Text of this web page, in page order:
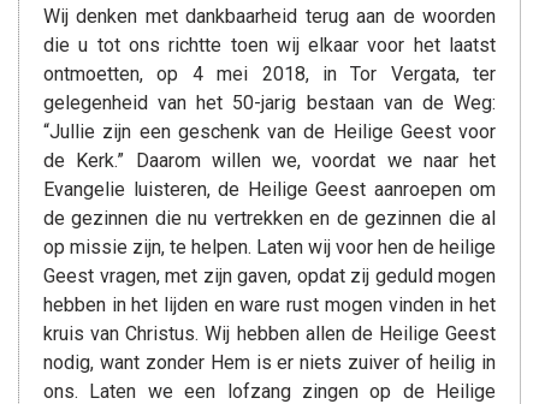
Wij denken met dankbaarheid terug aan de woorden
die u tot ons richtte toen wij elkaar voor het laatst
ontmoetten, op 4 mei 2018, in Tor Vergata, ter
gelegenheid van het 50-jarig bestaan van de Weg:
“Jullie zijn een geschenk van de Heilige Geest voor
de Kerk.” Daarom willen we, voordat we naar het
Evangelie luisteren, de Heilige Geest aanroepen om
de gezinnen die nu vertrekken en de gezinnen die al
op missie zijn, te helpen. Laten wij voor hen de heilige
Geest vragen, met zijn gaven, opdat zij geduld mogen
hebben in het lijden en ware rust mogen vinden in het
kruis van Christus. Wij hebben allen de Heilige Geest
nodig, want zonder Hem is er niets zuiver of heilig in
ons. Laten we een lofzang zingen op de Heilige